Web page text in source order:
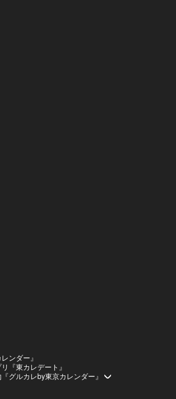
ンダー』
『東カレデート』
グルカレby東京カレンダー』